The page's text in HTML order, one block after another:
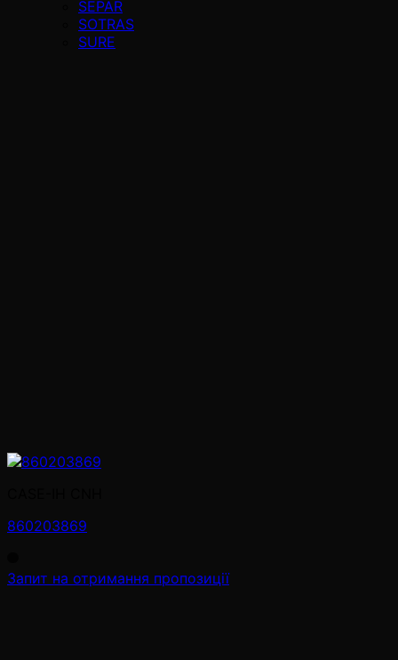
SEPAR
SOTRAS
SURE
860203869
Запит на отримання пропозиції